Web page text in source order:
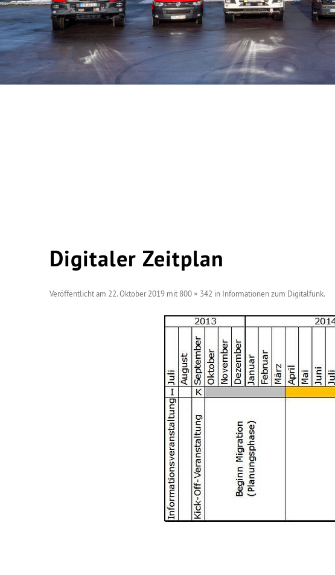
Digitaler Zeitplan
Veröffentlicht am 22. Oktober 2019 mit 800 × 342 in Informationen zum Digitalfunk.